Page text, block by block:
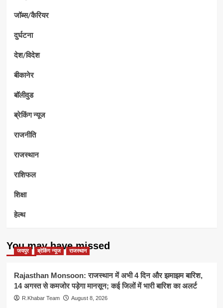
जॉब्स/कैरियर
दुर्घटना
देश/विदेश
बीकानेर
बॉलीवुड
ब्रेकिंग न्यूज
राजनीति
राजस्थान
राशिफल
शिक्षा
हेल्थ
You may have missed
जयपुर ब्रेकिंग न्यूज राजस्थान
Rajasthan Monsoon: राजस्थान में अभी 4 दिन और झमाझम बारिश,
14 अगस्त से कमजोर पड़ेगा मानसून; कई जिलों में भारी बारिश का अलर्ट
R.Khabar Team August 8, 2026